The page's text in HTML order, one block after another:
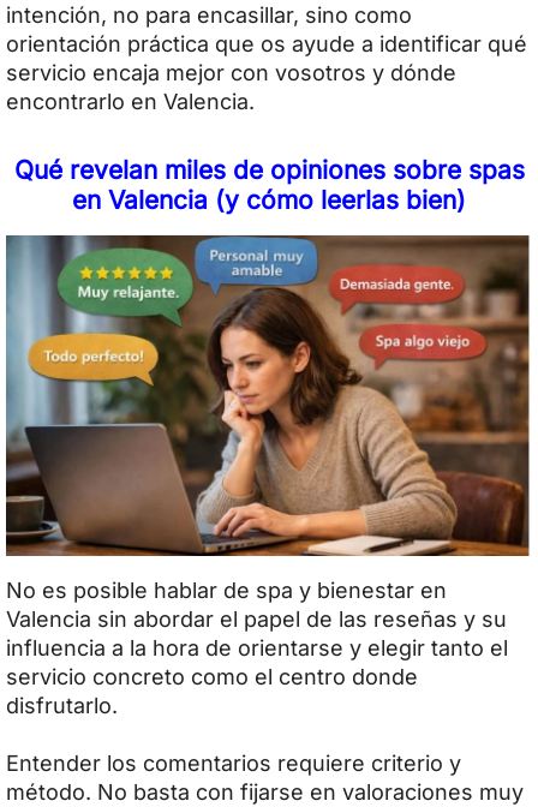
intención, no para encasillar, sino como
orientación práctica que os ayude a identificar qué
servicio encaja mejor con vosotros y dónde
encontrarlo en Valencia.
Qué revelan miles de opiniones sobre spas
en Valencia (y cómo leerlas bien)
No es posible hablar de spa y bienestar en
Valencia sin abordar el papel de las reseñas y su
influencia a la hora de orientarse y elegir tanto el
servicio concreto como el centro donde
disfrutarlo.
Entender los comentarios requiere criterio y
método. No basta con fijarse en valoraciones muy